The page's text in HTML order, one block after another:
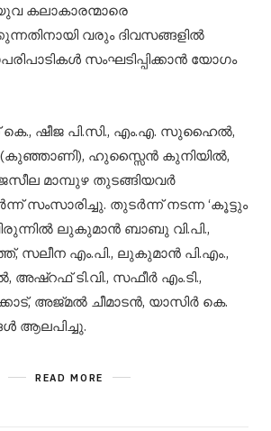
കലാകാരന്മാരെ
വരും ദിവസങ്ങളിൽ
സംഘടിപ്പിക്കാൻ യോഗം
കെ., ഷീജ പി.സി., എം.എ. സുഹൈൽ,
ഹുസ്സൈൻ കുനിയിൽ,
ജസീല മാമ്പുഴ തുടങ്ങിയവർ
സംസാരിച്ചു. തുടർന്ന് നടന്ന ‘കൂട്ടും
ലുകുമാൻ ബാബു വി.പി.,
സലീന എം.പി., ലുകുമാൻ പി.എം.,
ടി.വി., സഫീർ എം.ടി.,
അജ്മൽ ചീമാടൻ, യാസിർ കെ.
ആലപിച്ചു.
READ MORE